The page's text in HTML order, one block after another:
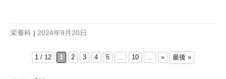
栄養科 | 2024年9月20日
1 / 12 1 2 3 4 5 ... 10 ... » 最後 »